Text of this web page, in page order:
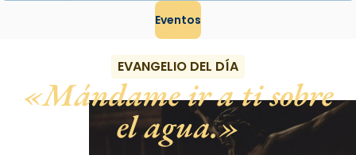
Eventos
EVANGELIO DEL DÍA
Mándame ir a ti sobre
el agua.